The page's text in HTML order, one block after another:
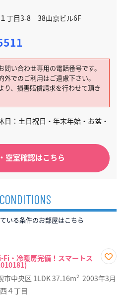
丁目3-8 38山京ビル6F
い合わせ専用の電話番号です。
でのご利用はご遠慮下さい。
り、損害賠償請求を行わせて頂き
：土日祝日・年末年始・お盆・
空室確認はこちら
いる条件のお部屋はこちら
・冷暖房完備！スマートス
に入
り登
市中央区 1LDK37.16m² 2003年3月
西４丁目